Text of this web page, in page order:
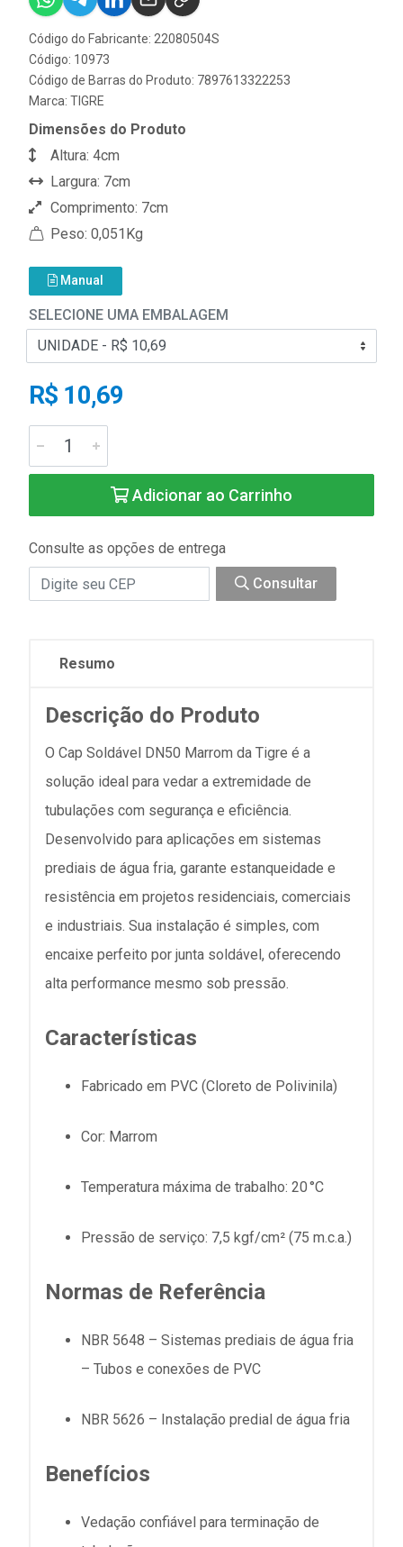
Código do Fabricante: 22080504S
Código: 10973
Código de Barras do Produto: 7897613322253
Marca: TIGRE
Dimensões do Produto
Altura: 4cm
Largura: 7cm
Comprimento: 7cm
Peso: 0,051Kg
Manual
SELECIONE UMA EMBALAGEM
R$ 10,69
Adicionar ao Carrinho
Consulte as opções de entrega
Consultar
Resumo
Descrição do Produto
O Cap Soldável DN50 Marrom da Tigre é a
solução ideal para vedar a extremidade de
tubulações com segurança e eficiência.
Desenvolvido para aplicações em sistemas
prediais de água fria, garante estanqueidade e
resistência em projetos residenciais, comerciais
e industriais. Sua instalação é simples, com
encaixe perfeito por junta soldável, oferecendo
alta performance mesmo sob pressão.
Características
Fabricado em PVC (Cloreto de Polivinila)
Cor: Marrom
Temperatura máxima de trabalho: 20 °C
Pressão de serviço: 7,5 kgf/cm² (75 m.c.a.)
Normas de Referência
NBR 5648 – Sistemas prediais de água fria
– Tubos e conexões de PVC
NBR 5626 – Instalação predial de água fria
Benefícios
Vedação confiável para terminação de